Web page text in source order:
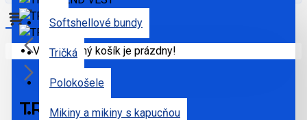
Softshellové bundy
Tričká
Polokošele
Mikiny a mikiny s kapucňou
Váš nákupný košík je prázdny!
TRI-BLEND VEST